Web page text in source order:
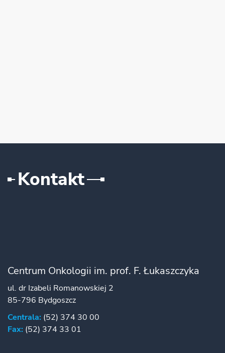
Kontakt
Centrum Onkologii im. prof. F. Łukaszczyka
ul. dr Izabeli Romanowskiej 2
85-796 Bydgoszcz
Centrala: (52) 374 30 00
Fax: (52) 374 33 01